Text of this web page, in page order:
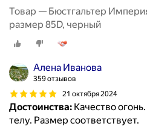
Товар — Бюстгальтер
размер 85D, черный
Алена Иванова
359 отзывов
21 октября 2024
Достоинства: Качество
телу. Размер соответствует.